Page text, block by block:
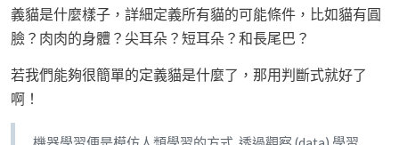
義貓是什麼樣子，詳細定義所有貓的可能條件，比如貓有圓
臉？肉肉的身體？尖耳朵？短耳朵？和長尾巴？
若我們能夠很簡單的定義貓是什麼了，那用判斷式就好了
啊！